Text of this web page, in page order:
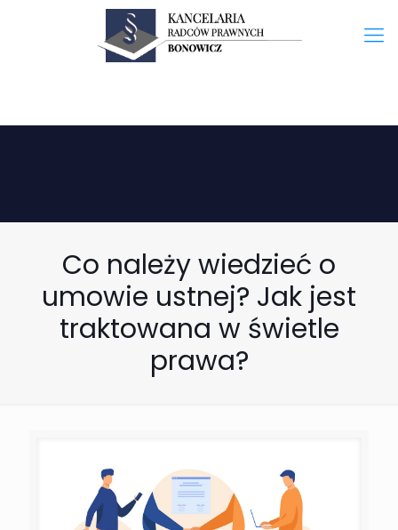
Co należy wiedzieć o
umowie ustnej? Jak jest
traktowana w świetle
prawa?